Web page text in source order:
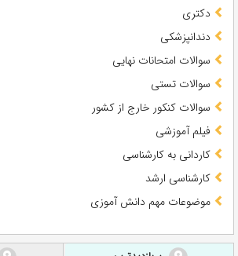
دکتری
دندانپزشکی
سوالات امتحانات نهایی
سوالات تستی
سوالات کنکور خارج از کشور
فیلم آموزشی
کاردانی به کارشناسی
کارشناسی ارشد
موضوعات مهم دانش آموزی